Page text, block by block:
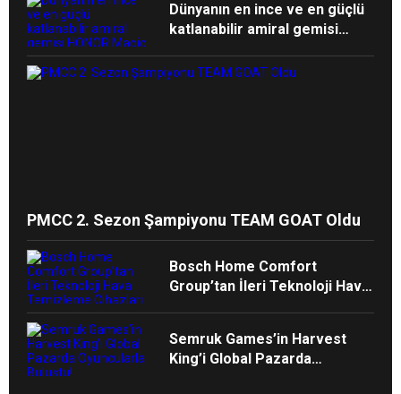
Dünyanın en ince ve en güçlü
katlanabilir amiral gemisi
PMCC 2. Sezon Şampiyonu TEAM GOAT Oldu
Bosch Home Comfort
Group’tan İleri Teknoloji Hava
Semruk Games’in Harvest
King’i Global Pazarda